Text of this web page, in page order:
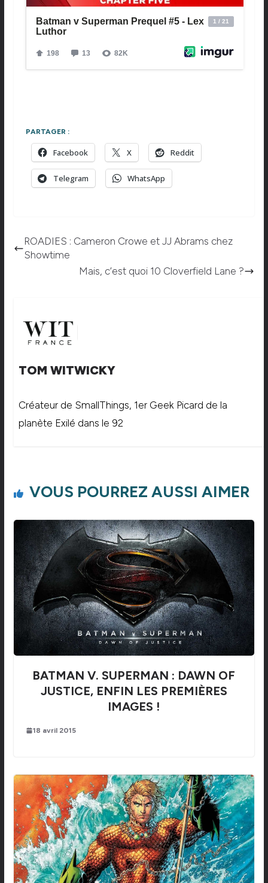
PARTAGER :
Facebook X Reddit
Telegram WhatsApp
ROADIES : Cameron Crowe et JJ Abrams chez
Showtime
Mais, c’est quoi 10 Cloverfield Lane ?
TOM WITWICKY
Créateur de SmallThings, 1er Geek Picard de la
planète Exilé dans le 92
VOUS POURREZ AUSSI AIMER
BATMAN V. SUPERMAN : DAWN OF
JUSTICE, ENFIN LES PREMIÈRES
IMAGES !
18 avril 2015